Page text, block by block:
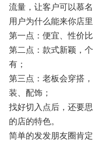
流量，让客户可以慕名
用户为什么能来你店
第一点：便宜、性价比
第二点：款式新颖，
有；
第三点：老板会穿搭
装、配饰；
找好切入点后，还要
的店的特色。
简单的发发朋友圈肯